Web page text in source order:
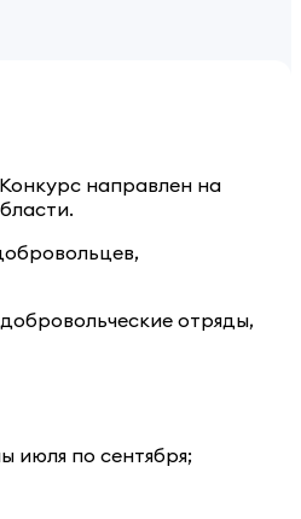
направлен на
отряды,
июля по сентября;